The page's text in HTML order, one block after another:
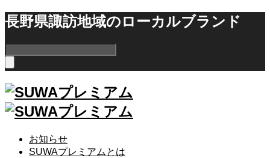
長野県諏訪地域のローカルブランド
お知らせ
SUWAプレミアムとは